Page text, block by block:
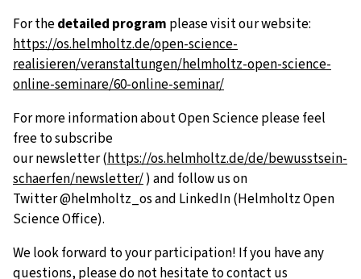
For thedetailed program please visit our website:
https://os.helmholtz.de/open-science-
realisieren/veranstaltungen/helmholtz-open-science-
online-seminare/60-online-seminar/
For more information about Open Science please feel
free to subscribe
our newsletter (https://os.helmholtz.de/de/bewusstsein-
schaerfen/newsletter/) and follow us on
Twitter @helmholtz_os and LinkedIn (Helmholtz Open
Science Office).
We look forward to your participation! If you have any
questions, please do not hesitate to contact us